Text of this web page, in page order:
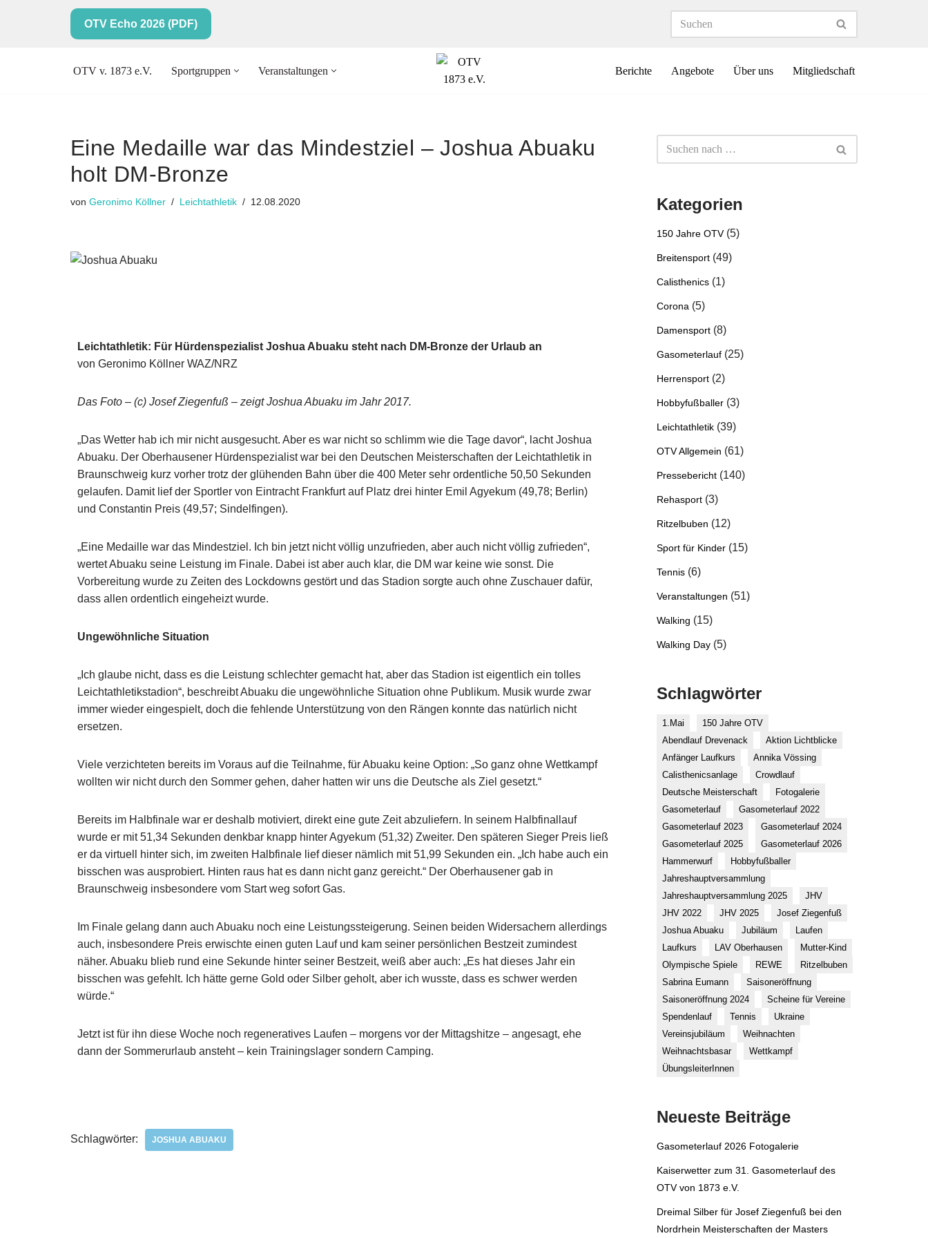
OTV Echo 2026 (PDF)
OTV v. 1873 e.V. Sportgruppen Veranstaltungen Berichte Angebote Über uns Mitgliedschaft
Eine Medaille war das Mindestziel – Joshua Abuaku
holt DM-Bronze
von Geronimo Köllner Leichtathletik 12.08.2020
Leichtathletik: Für Hürdenspezialist Joshua Abuaku steht nach DM-Bronze der Urlaub an
von Geronimo Köllner WAZ/NRZ
Das Foto – (c) Josef Ziegenfuß – zeigt Joshua Abuaku im Jahr 2017.
„Das Wetter hab ich mir nicht ausgesucht. Aber es war nicht so schlimm wie die Tage davor“, lacht Joshua
Abuaku. Der Oberhausener Hürdenspezialist war bei den Deutschen Meisterschaften der Leichtathletik in
Braunschweig kurz vorher trotz der glühenden Bahn über die 400 Meter sehr ordentliche 50,50 Sekunden
gelaufen. Damit lief der Sportler von Eintracht Frankfurt auf Platz drei hinter Emil Agyekum (49,78; Berlin)
und Constantin Preis (49,57; Sindelfingen).
„Eine Medaille war das Mindestziel. Ich bin jetzt nicht völlig unzufrieden, aber auch nicht völlig zufrieden“,
wertet Abuaku seine Leistung im Finale. Dabei ist aber auch klar, die DM war keine wie sonst. Die
Vorbereitung wurde zu Zeiten des Lockdowns gestört und das Stadion sorgte auch ohne Zuschauer dafür,
dass allen ordentlich eingeheizt wurde.
Ungewöhnliche Situation
„Ich glaube nicht, dass es die Leistung schlechter gemacht hat, aber das Stadion ist eigentlich ein tolles
Leichtathletikstadion“, beschreibt Abuaku die ungewöhnliche Situation ohne Publikum. Musik wurde zwar
immer wieder eingespielt, doch die fehlende Unterstützung von den Rängen konnte das natürlich nicht
ersetzen.
Viele verzichteten bereits im Voraus auf die Teilnahme, für Abuaku keine Option: „So ganz ohne Wettkampf
wollten wir nicht durch den Sommer gehen, daher hatten wir uns die Deutsche als Ziel gesetzt.“
Bereits im Halbfinale war er deshalb motiviert, direkt eine gute Zeit abzuliefern. In seinem Halbfinallauf
wurde er mit 51,34 Sekunden denkbar knapp hinter Agyekum (51,32) Zweiter. Den späteren Sieger Preis ließ
er da virtuell hinter sich, im zweiten Halbfinale lief dieser nämlich mit 51,99 Sekunden ein. „Ich habe auch ein
bisschen was ausprobiert. Hinten raus hat es dann nicht ganz gereicht.“ Der Oberhausener gab in
Braunschweig insbesondere vom Start weg sofort Gas.
Im Finale gelang dann auch Abuaku noch eine Leistungssteigerung. Seinen beiden Widersachern allerdings
auch, insbesondere Preis erwischte einen guten Lauf und kam seiner persönlichen Bestzeit zumindest
näher. Abuaku blieb rund eine Sekunde hinter seiner Bestzeit, weiß aber auch: „Es hat dieses Jahr ein
bisschen was gefehlt. Ich hätte gerne Gold oder Silber geholt, aber ich wusste, dass es schwer werden
würde.“
Jetzt ist für ihn diese Woche noch regeneratives Laufen – morgens vor der Mittagshitze – angesagt, ehe
dann der Sommerurlaub ansteht – kein Trainingslager sondern Camping.
Schlagwörter: JOSHUA ABUAKU
Kategorien
150 Jahre OTV(5)
Breitensport (49)
Calisthenics (1)
Corona (5)
Damensport (8)
Gasometerlauf (25)
Herrensport (2)
Hobbyfußballer (3)
Leichtathletik (39)
OTV Allgemein (61)
Pressebericht (140)
Rehasport (3)
Ritzelbuben (12)
Sport für Kinder (15)
Tennis (6)
Veranstaltungen (51)
Walking (15)
Walking Day (5)
Schlagwörter
1.Mai
150 Jahre OTV
Abendlauf Drevenack
Aktion Lichtblicke
Anfänger Laufkurs
Annika Vössing
Calisthenicsanlage
Crowdlauf
Deutsche Meisterschaft
Fotogalerie
Gasometerlauf
Gasometerlauf 2022
Gasometerlauf 2023
Gasometerlauf 2024
Gasometerlauf 2025
Gasometerlauf 2026
Hammerwurf
Hobbyfußballer
Jahreshauptversammlung
Jahreshauptversammlung 2025
JHV
JHV 2022
JHV 2025
Josef Ziegenfuß
Joshua Abuaku
Jubiläum
Laufen
Laufkurs
LAV Oberhausen
Mutter-Kind
Olympische Spiele
REWE
Ritzelbuben
Sabrina Eumann
Saisoneröffnung
Saisoneröffnung 2024
Scheine für Vereine
Spendenlauf
Tennis
Ukraine
Vereinsjubiläum
Weihnachten
Weihnachtsbasar
Wettkampf
ÜbungsleiterInnen
Neueste Beiträge
Gasometerlauf 2026 Fotogalerie
Kaiserwetter zum 31. Gasometerlauf des
OTV von 1873 e.V.
Dreimal Silber für Josef Ziegenfuß bei den
Nordrhein Meisterschaften der Masters